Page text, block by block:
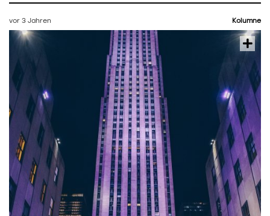
vor 3 Jahren Kolumne